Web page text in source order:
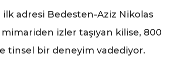
adresi Bedesten-Aziz Nikolas
izler taşıyan kilise, 800
tinsel bir deneyim vadediyor.